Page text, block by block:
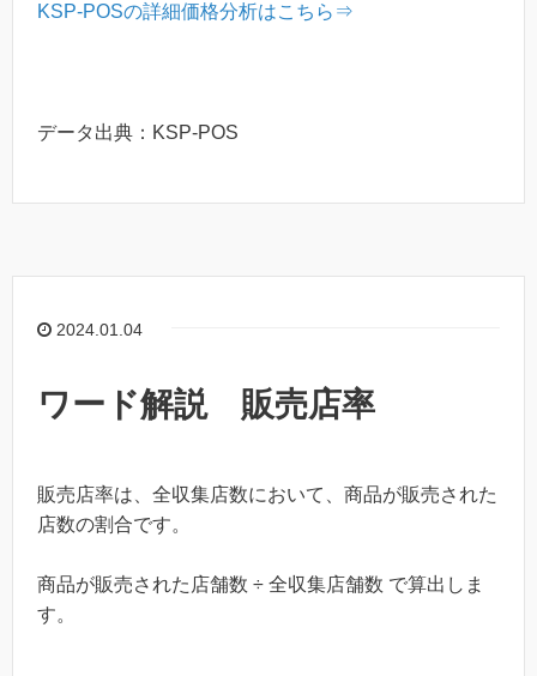
KSP-POSの詳細価格分析はこちら⇒
データ出典：KSP-POS
2024.01.04
ワード解説 販売店率
販売店率は、全収集店数において、商品が販売された
店数の割合です。
商品が販売された店舗数 ÷ 全収集店舗数 で算出しま
す。